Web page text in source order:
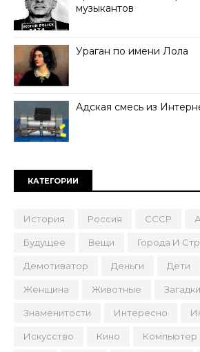
музыкантов
Ураган по имени Лола
Адская смесь из
КАТЕГОРИИ
История Россия СССР
Будущее Вещи Города И
Демотиватор Деньги Дети
Женщина Животные Загадки
Знаменитости Интересно
Искусство Кино Компьютер